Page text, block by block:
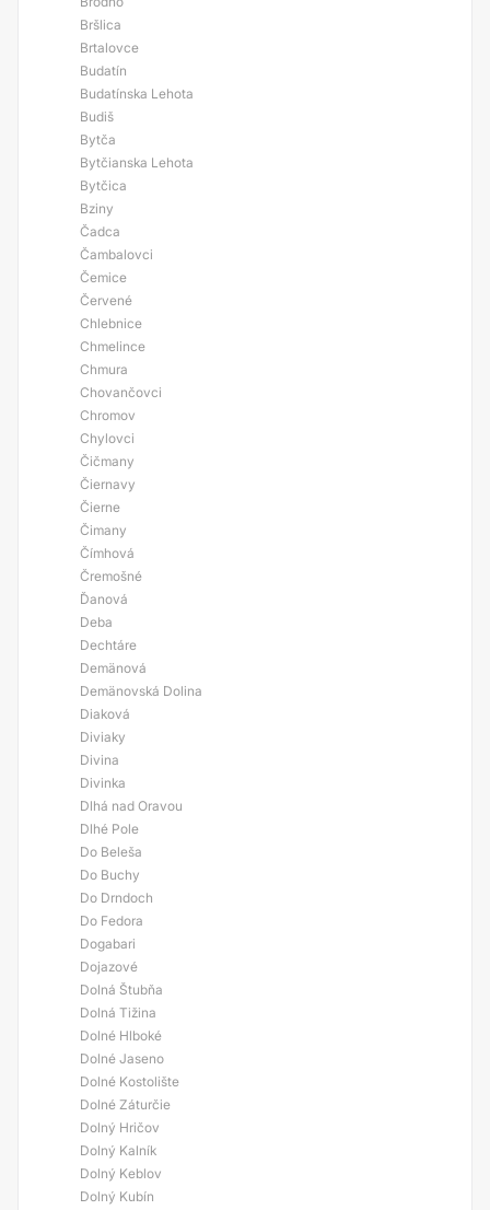
Bršlica
Brtalovce
Budatín
Budatínska Lehota
Budiš
Bytča
Bytčianska Lehota
Bytčica
Bziny
Čadca
Čambalovci
Čemice
Červené
Chlebnice
Chmelince
Chmura
Chovančovci
Chromov
Chylovci
Čičmany
Čiernavy
Čierne
Čimany
Čímhová
Čremošné
Ďanová
Deba
Dechtáre
Demänová
Demänovská Dolina
Diaková
Diviaky
Divina
Divinka
Dlhá nad Oravou
Dlhé Pole
Do Beleša
Do Buchy
Do Drndoch
Do Fedora
Dogabari
Dojazové
Dolná Štubňa
Dolná Tižina
Dolné Hlboké
Dolné Jaseno
Dolné Kostolište
Dolné Záturčie
Dolný Hričov
Dolný Kalník
Dolný Keblov
Dolný Kubín